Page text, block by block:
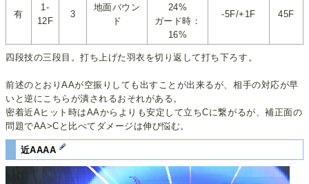
有
1-
12F
3
地面バウン
ド
24%
ガード時：
16%
-5F/+1F 45F
四段技の三段目。打ち上げた羽衣を切り返して打ち下ろす。
前述のとおりAAが空振りしても出すことが出来るが、相手の対応が早
いと逆にこちらが潰されるおそれがある。
密着近Aヒット時はAAからよりも安定して立ちCに繋がるが、補正面の
問題でAA>Cと比べてダメージは伸び悩む。
近AAAA